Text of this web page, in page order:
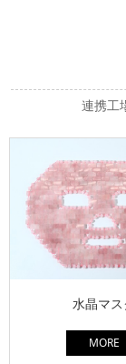
連携
水晶マス
MORE